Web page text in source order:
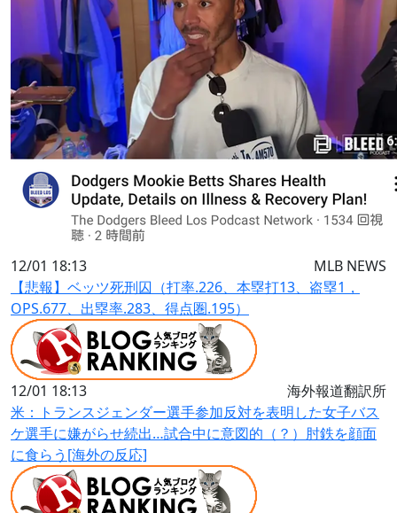
12/01 18:13
MLB NEWS
【悲報】ベッツ死刑囚（打率.226、本塁打13、盗塁1，
OPS.677、出塁率.283、得点圏.195）
12/01 18:13
海外報道翻訳所
米：トランスジェンダー選手参加反対を表明した女子バス
ケ選手に嫌がらせ続出…試合中に意図的（？）肘鉄を顔面
に食らう[海外の反応]